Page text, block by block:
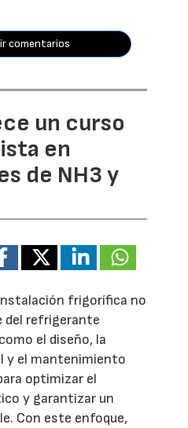
comentarios
un curso
en
de NH3 y
frigorífica no
del refrigerante
el diseño, la
y el mantenimiento
optimizar el
y garantizar un
Con este enfoque,